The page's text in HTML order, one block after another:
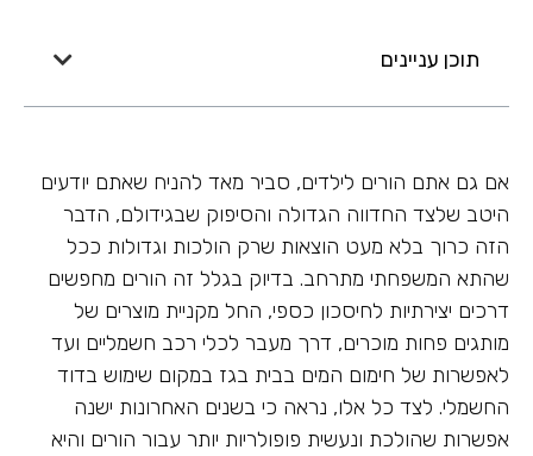
תוכן עניינים
אם גם אתם הורים לילדים, סביר מאד להניח שאתם יודעים
היטב שלצד החדווה הגדולה והסיפוק שבגידולם, הדבר
הזה כרוך בלא מעט הוצאות שרק הולכות וגדולות ככל
שהתא המשפחתי מתרחב. בדיוק בגלל זה הורים מחפשים
דרכים יצירתיות לחיסכון כספי, החל מקניית מוצרים של
מותגים פחות מוכרים, דרך מעבר לכלי רכב חשמליים ועד
לאפשרות של חימום המים בבית בגז במקום שימוש בדוד
החשמלי. לצד כל אלו, נראה כי בשנים האחרונות ישנה
אפשרות שהולכת ונעשית פופולריות יותר עבור הורים והיא